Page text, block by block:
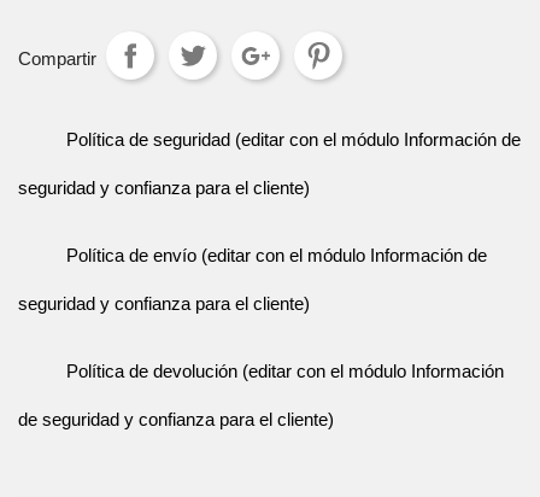
Compartir
Política de seguridad (editar con el módulo Información de
seguridad y confianza para el cliente)
Política de envío (editar con el módulo Información de
seguridad y confianza para el cliente)
Política de devolución (editar con el módulo Información
de seguridad y confianza para el cliente)